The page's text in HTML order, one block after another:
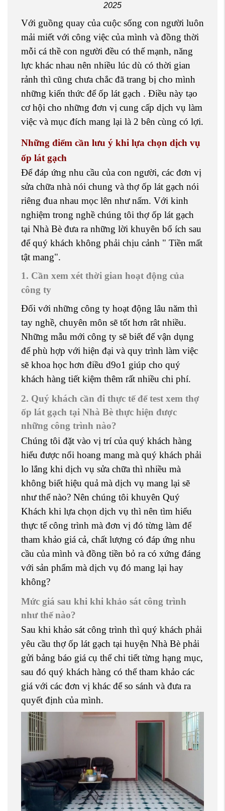
2025
Với guồng quay của cuộc sống con người luôn
mải miết với công việc của mình và đồng thời
mỗi cá thề con người đều có thế mạnh, năng
lực khác nhau nên nhiều lúc dù có thời gian
rảnh thì cũng chưa chắc đã trang bị cho mình
những kiến thức để ốp lát gạch . Điều này tạo
cơ hội cho những đơn vị cung cấp dịch vụ làm
việc và mục đích mang lại là 2 bên cùng có lợi.
Những điểm cần lưu ý khi lựa chọn dịch vụ
ốp lát gạch
Để đáp ứng nhu cầu của con người, các đơn vị
sửa chữa nhà nói chung và thợ ốp lát gạch nói
riêng đua nhau mọc lên như nấm. Với kinh
nghiệm trong nghề chúng tôi thợ ốp lát gạch
tại Nhà Bè đưa ra những lời khuyên bổ ích sau
để quý khách không phải chịu cảnh " Tiền mất
tật mang".
1. Cần xem xét thời gian hoạt động của
công ty
Đối với những công ty hoạt động lâu năm thì
tay nghề, chuyên môn sẽ tốt hơn rât nhiều.
Những mẫu mới công ty sẽ biết để vận dụng
để phù hợp với hiện đại và quy trình làm việc
sẽ khoa học hơn điều d9o1 giúp cho quý
khách hàng tiết kiệm thêm rất nhiều chi phí.
2. Quý khách cần đi thực tế để test xem thợ
ốp lát gạch tại Nhà Bè thực hiện được
những công trình nào?
Chúng tôi đặt vào vị trí của quý khách hàng
hiểu được nổi hoang mang mà quý khách phải
lo lắng khi dịch vụ sửa chữa thì nhiều mà
không biết hiệu quả mà dịch vụ mang lại sẽ
như thế nào? Nên chúng tôi khuyên Quý
Khách khi lựa chọn dịch vụ thì nên tìm hiểu
thực tế công trình mà đơn vị đó từng làm để
tham khảo giá cả, chất lượng có đáp ứng nhu
cầu của mình và đồng tiền bỏ ra có xứng đáng
với sản phẩm mà dịch vụ đó mang lại hay
không?
Mức giá sau khi khi khảo sát công trình
như thế nào?
Sau khi khảo sát công trình thì quý khách phải
yêu cầu thợ ốp lát gạch tại huyện Nhà Bè phải
gửi bảng báo giá cụ thể chi tiết từng hạng mục,
sau đó quý khách hàng có thể tham khảo các
giá với các đơn vị khác để so sánh và đưa ra
quyết định của mình.